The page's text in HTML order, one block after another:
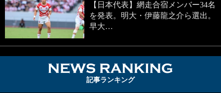
【日本代表】網走合宿メンバー34名
を発表。明大・伊藤龍之介ら選出。
早大…
記事ランキング